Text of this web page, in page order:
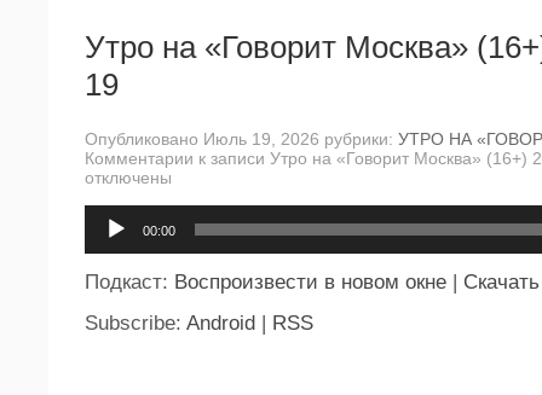
Утро на «Говорит Москва»
19
Опубликовано Июль 19, 2026 рубрики: УТРО НА
Комментарии к записи Утро на «Говорит Москва» (16+)
отключены
00:00
Подкаст: Воспроизвести в новом окне
Скачать
Subscribe: Android RSS